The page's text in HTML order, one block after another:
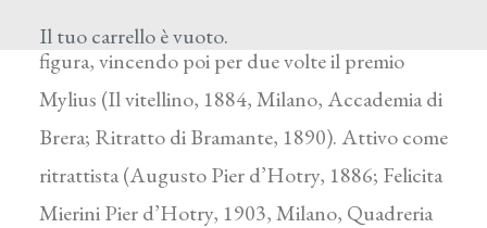
Il tuo carrello è vuoto.
iniziò a esporre dal 1881 studi di paesaggio e di
figura, vincendo poi per due volte il premio
Mylius (Il vitellino, 1884, Milano, Accademia di
Brera; Ritratto di Bramante, 1890). Attivo come
ritrattista (Augusto Pier d’Hotry, 1886; Felicita
Mierini Pier d’Hotry, 1903, Milano, Quadreria